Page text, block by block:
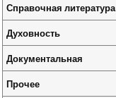
Справочная литература
Духовность
Документальная
Прочее